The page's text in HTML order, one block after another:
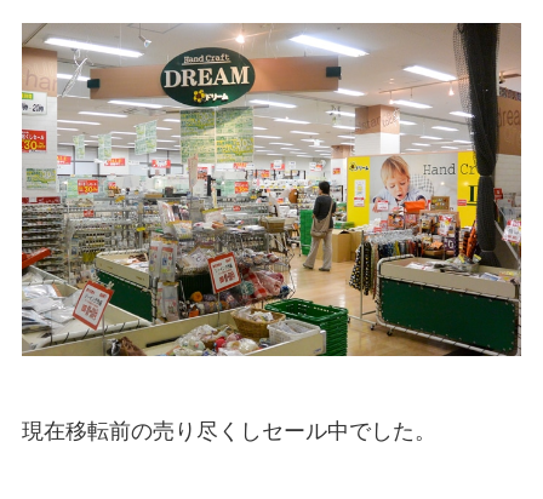
現在移転前の売り尽くしセール中でした。